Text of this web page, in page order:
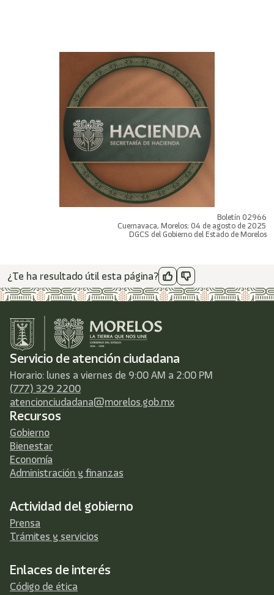
Boletín 02966
Cuernavaca, Morelos; 04 de agosto de 2025
DGCS del Gobierno del Estado de Morelos
¿Te ha resultado útil esta página?
Servicio de atención ciudadana
Horario: lunes a viernes de 9:00 AM a 2:00 PM
(777) 329 2200
atencionciudadana@morelos.gob.mx
Recursos
Gobierno
Bienestar
Economía
Administración y finanzas
Actividad del gobierno
Prensa
Trámites y servicios
Enlaces de interés
Código de ética